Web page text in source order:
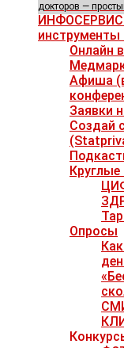
докторов —
инструменты
Онлайн
Афиша
Заявки
Создай
Опросы